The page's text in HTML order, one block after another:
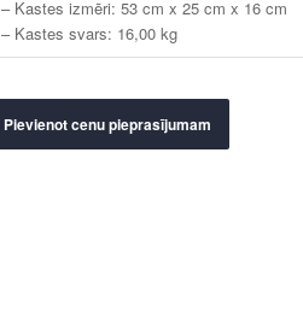
– Kastes izmēri:53 cm x 25 cm x 16 cm
– Kastes svars: 16,00 kg
Pievienot cenu pieprasījumam